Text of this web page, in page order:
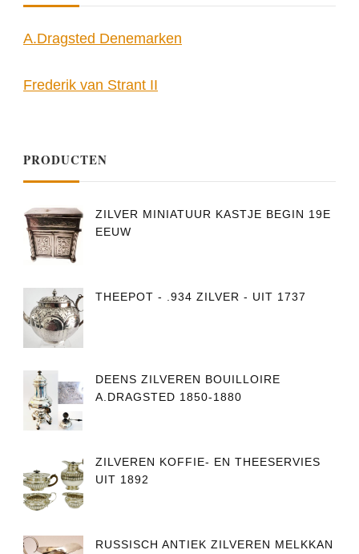
A.Dragsted Denemarken
Frederik van Strant II
PRODUCTEN
ZILVER MINIATUUR KASTJE BEGIN 19E
EEUW
THEEPOT - .934 ZILVER - UIT 1737
DEENS ZILVEREN BOUILLOIRE
A.DRAGSTED 1850-1880
ZILVEREN KOFFIE- EN THEESERVIES
UIT 1892
RUSSISCH ANTIEK ZILVEREN MELKKAN